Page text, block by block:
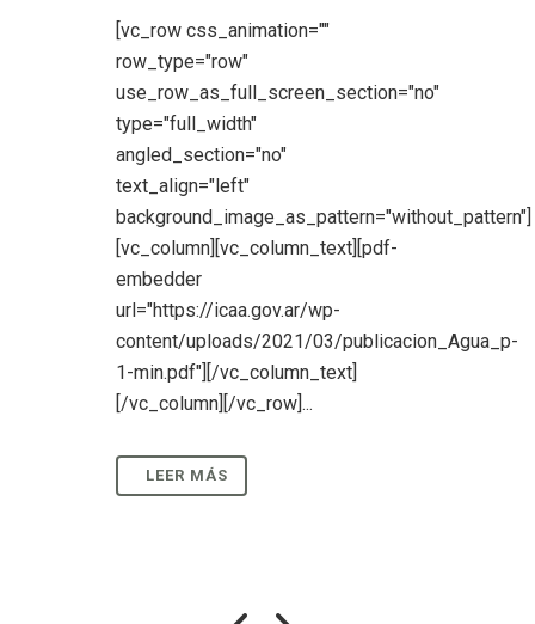
[vc_row css_animation=""
row_type="row"
use_row_as_full_screen_section="no"
type="full_width"
angled_section="no"
text_align="left"
background_image_as_pattern="without_pattern"]
[vc_column][vc_column_text][pdf-
embedder
url="https://icaa.gov.ar/wp-
content/uploads/2021/03/publicacion_Agua_p-
1-min.pdf"][/vc_column_text]
[/vc_column][/vc_row]...